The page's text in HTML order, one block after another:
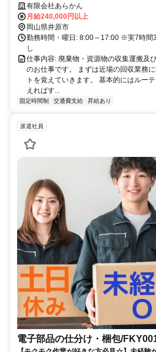
有限会社あらかん
月給240,000円以上
岡山県井原市
勤務時間・曜日: 8:00～17:00 ※実7時
し
仕事内容: 廃棄物・資源物の収集運搬及
のお仕事です。 まずは近場の回収業務
トを覚えていきます。 基本的にはルー
えればす...
固定時間制 交通費支給 昇給あり
派遣社員
電子部品の仕分け・梱包/